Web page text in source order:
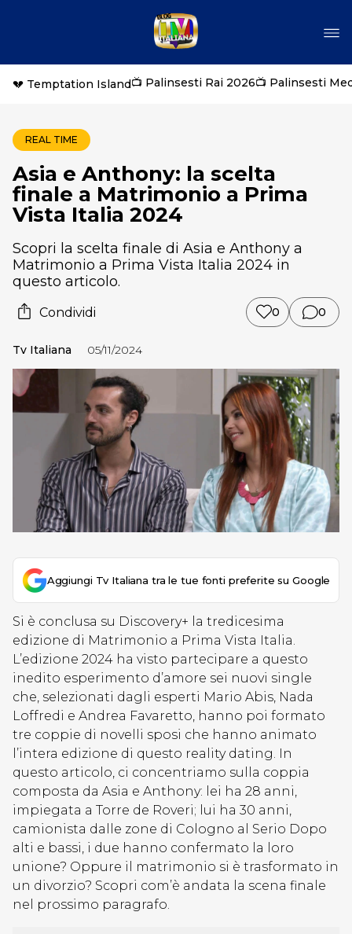
💔 Temptation Island📺 Palinsesti Rai 2026📺 Palinsesti
REAL TIME
Asia e Anthony: la scelta
finale a Matrimonio a Prima
Vista Italia 2024
Scopri la scelta finale di Asia e Anthony a
Matrimonio a Prima Vista Italia 2024 in
questo articolo.
Condividi 0 0
Tv Italiana 05/11/2024
Aggiungi Tv Italiana tra le tue fonti preferite su Google
Si è conclusa su Discovery+ la tredicesima
edizione di Matrimonio a Prima Vista Italia.
L’edizione 2024 ha visto partecipare a questo
inedito esperimento d’amore sei nuovi single
che, selezionati dagli esperti Mario Abis, Nada
Loffredi e Andrea Favaretto, hanno poi formato
tre coppie di novelli sposi che hanno animato
l’intera edizione di questo reality dating. In
questo articolo, ci concentriamo sulla coppia
composta da Asia e Anthony: lei ha 28 anni,
impiegata a Torre de Roveri; lui ha 30 anni,
camionista dalle zone di Cologno al Serio Dopo
alti e bassi, i due hanno confermato la loro
unione? Oppure il matrimonio si è trasformato in
un divorzio? Scopri com’è andata la scena finale
nel prossimo paragrafo.